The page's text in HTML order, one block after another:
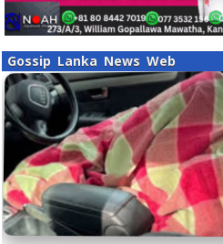
Gossip Lanka News Web